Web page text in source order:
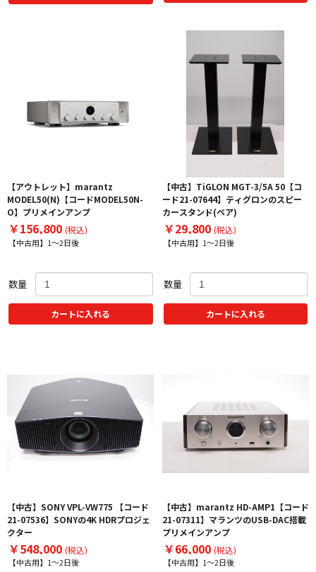
【アウトレット】marantz
MODEL50(N)【コードMODEL50N-
O】プリメインアンプ
￥156,800 (税込)
【中古用】1～2日後
数量
カートに入れる
【中古】TiGLON MGT-3/5A 50【コ
ード21-07644】ティグロンのスピー
カースタンド(ペア)
￥29,800 (税込)
【中古用】1～2日後
数量
カートに入れる
【中古】SONY VPL-VW775 【コード
21-07536】SONYの4K HDRプロジェ
クター
￥548,000 (税込)
【中古用】1～2日後
【中古】marantz HD-AMP1【コード
21-07311】マランツのUSB-DAC搭載
プリメインアンプ
￥66,000 (税込)
【中古用】1～2日後